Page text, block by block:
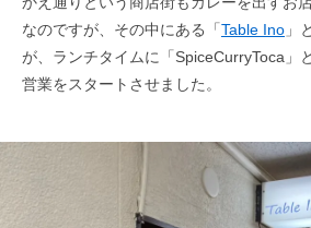
なのですが、その中にある「Table Ino 」
が、ランチタイムに「SpiceCurryToca」
営業をスタートさせました。